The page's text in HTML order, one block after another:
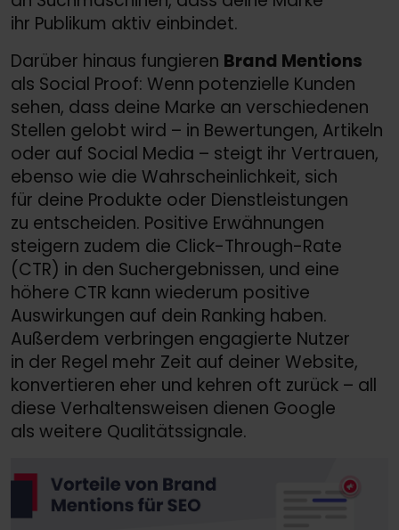
ihr Publikum aktiv einbindet.
Darüber hinaus fungieren Brand Mentions
als Social Proof: Wenn potenzielle Kunden
sehen, dass deine Marke an verschiedenen
Stellen gelobt wird – in Bewertungen, Artikeln
oder auf Social Media – steigt ihr Vertrauen,
ebenso wie die Wahrscheinlichkeit, sich
für deine Produkte oder Dienstleistungen
zu entscheiden. Positive Erwähnungen
steigern zudem die Click-Through-Rate
(CTR) in den Suchergebnissen, und eine
höhere CTR kann wiederum positive
Auswirkungen auf dein Ranking haben.
Außerdem verbringen engagierte Nutzer
in der Regel mehr Zeit auf deiner Website,
konvertieren eher und kehren oft zurück – all
diese Verhaltensweisen dienen Google
als weitere Qualitätssignale.